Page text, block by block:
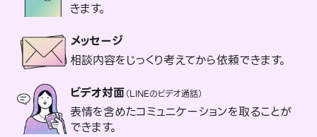
きます。
メッセージ
相談内容をじっくり考えてから依頼できます。
ビデオ対面（LINEのビデオ通話）
表情を含めたコミュニケーションを取ることが
できます。